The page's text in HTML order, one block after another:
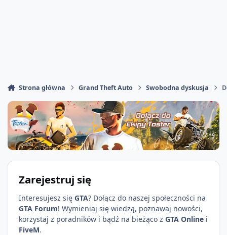
Strona główna Grand Theft Auto Swobodna dyskusja
Zarejestruj się
Interesujesz się GTA? Dołącz do naszej społeczności na
GTA Forum! Wymieniaj się wiedzą, poznawaj nowości,
korzystaj z poradników i bądź na bieżąco z GTA Online i
FiveM.